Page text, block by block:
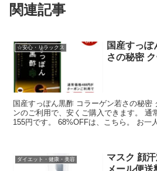
関連記事
☆安心・リラックス
国産すっ
さの秘密
国産すっぽん黒酢 コラーゲン若さの秘密
ンのご利用で、安くご購入できます。 通
155円です。 68%OFFは、こちら。 お一
ダイエット・健康・美容
マスク 顔
メール便送